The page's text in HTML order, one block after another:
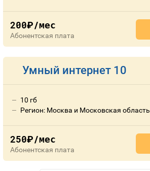
200руб./мес
Абонентская плата
Умный интернет 10
10 гб
Регион: Москва и Московская область
250руб./мес
Абонентская плата